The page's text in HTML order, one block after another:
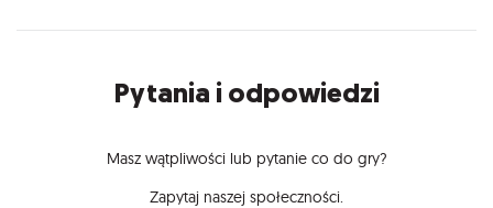
Pytania i odpowiedzi
Masz wątpliwości lub pytanie co do gry?
Zapytaj naszej społeczności.